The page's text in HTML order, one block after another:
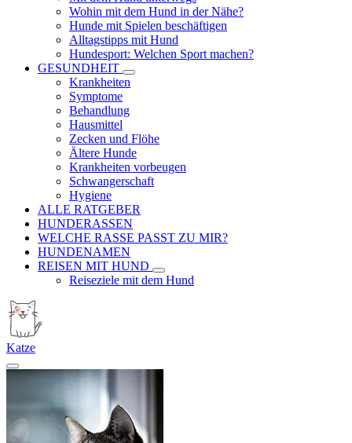
Wohin mit dem Hund in der Nähe?
Hunde mit Spielen beschäftigen
Alltagstipps mit Hund
Hundesport: Welchen Sport machen?
GESUNDHEIT
Krankheiten
Symptome
Behandlung
Hausmittel
Zecken und Flöhe
Ältere Hunde
Krankheiten vorbeugen
Schwangerschaft
Hygiene
ALLE RATGEBER
HUNDERASSEN
WELCHE RASSE PASST ZU MIR?
HUNDENAMEN
REISEN MIT HUND
Reiseziele mit dem Hund
Katze